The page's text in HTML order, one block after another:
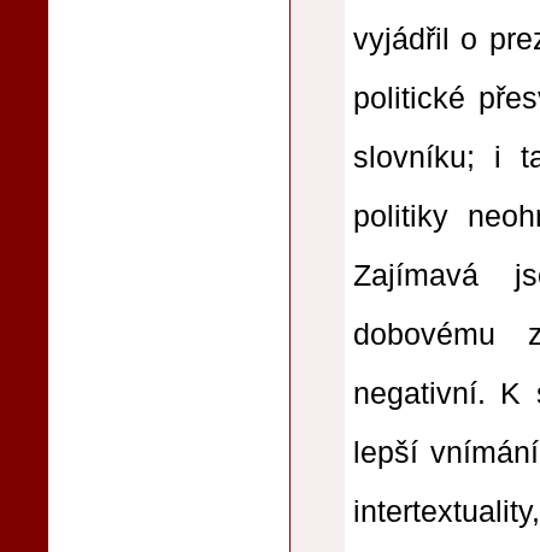
vyjádřil o
politické
slovníku; i
politiky
Zajímavá
dobovému
negativní. K
lepší